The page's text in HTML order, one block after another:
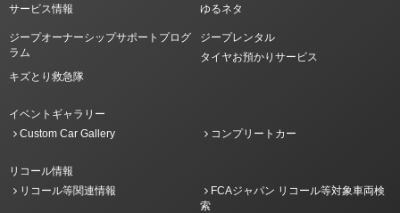
サービス情報
ゆるネタ
ジープオーナーシップサポートプログ
ラム
ジープレンタル
タイヤお預かりサービス
キズとり救急隊
イベントギャラリー
Custom Car Gallery
コンプリートカー
リコール情報
リコール等関連情報
FCAジャパン リコール等対象車両検
索